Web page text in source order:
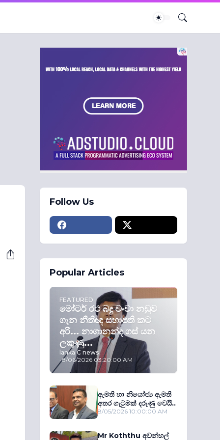
Follow Us
Popular Articles
FEATURED
මෝටර් රථ බදු වංචා නඩුව
ගැන නීතීඥ සභාපති කට
අරී... නාගානන්ද ගස් යන
ලකුණු...
lanka C news
-8/06/2026 03:20:00 AM
ඇමති හා නියෝජ්‍ය ඇමති
අතර ගැටුමක් දරුණු වෙයි..
8/05/2026 10:00:00 AM
Mr Koththu අවන්හල්